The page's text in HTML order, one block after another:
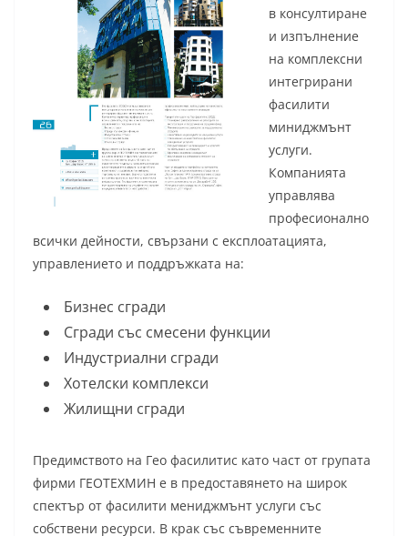
в консултиране
и изпълнение
на комплексни
интегрирани
фасилити
миниджмънт
услуги.
Компанията
управлява
професионално
всички дейности, свързани с експлоатацията,
управлението и поддръжката на:
Бизнес сгради
Сгради със смесени функции
Индустриални сгради
Хотелски комплекси
Жилищни сгради
Предимството на Гео фасилитис като част от групата
фирми ГЕОТЕХМИН е в предоставянето на широк
спектър от фасилити мениджмънт услуги със
собствени ресурси. В крак със съвременните